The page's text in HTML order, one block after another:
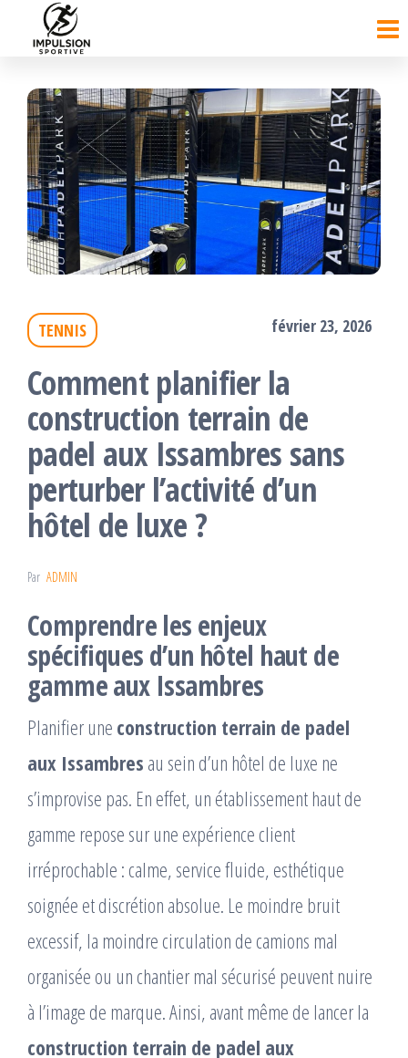
contenu
TENNIS février 23, 2026
Comment planifier la
construction terrain de
padel aux Issambres sans
perturber l’activité d’un
hôtel de luxe ?
Par ADMIN
Comprendre les enjeux
spécifiques d’un hôtel haut de
gamme aux Issambres
Planifier une construction terrain de padel
aux Issambres au sein d’un hôtel de luxe ne
s’improvise pas. En effet, un établissement haut de
gamme repose sur une expérience client
irréprochable : calme, service fluide, esthétique
soignée et discrétion absolue. Le moindre bruit
excessif, la moindre circulation de camions mal
organisée ou un chantier mal sécurisé peuvent nuire
à l’image de marque. Ainsi, avant même de lancer la
construction terrain de padel aux